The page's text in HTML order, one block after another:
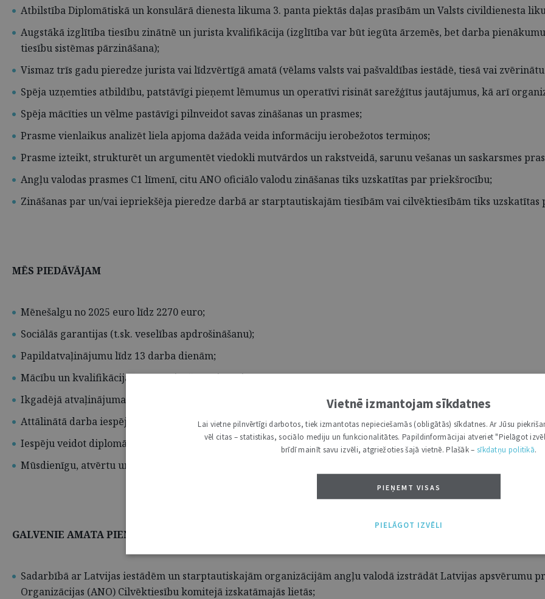
Atbilstība Diplomātiskā un konsulārā dienesta likuma 3. panta piektās daļas prasībām un Valsts civildienesta
Augstākā izglītība tiesību zinātnē un jurista kvalifikācija (izglītība var būt iegūta ārzemēs, bet darba
tiesību sistēmas pārzināšana);
Vismaz trīs gadu pieredze jurista vai līdzvērtīgā amatā (vēlams valsts vai pašvaldības iestādē, tiesā vai
Spēja uzņemties atbildību, patstāvīgi pieņemt lēmumus un operatīvi risināt sarežģītus jautājumus, kā arī
Spēja mācīties un vēlme pastāvīgi pilnveidot savas zināšanas un prasmes;
Prasme vienlaikus analizēt liela apjoma dažāda veida informāciju ierobežotos termiņos;
Prasme izteikt, strukturēt un argumentēt viedokli mutvārdos un rakstveidā, sarunu vešanas un saskarsmes
Angļu valodas prasmes C1 līmenī, citu ANO oficiālo valodu zināšanas tiks uzskatītas par priekšrocību;
Zināšanas par un/vai iepriekšēja pieredze darbā ar starptautiskajām tiesībām vai cilvēktiesībām tiks uzskatītas
MĒS PIEDĀVĀJAM
Mēnešalgu no 2025 euro līdz 2270 euro;
Sociālās garantijas (t.sk. veselības apdrošināšanu);
Papildatvaļinājumu līdz 13 darba dienām;
Mācību un kvalifikācijas paaugstināšanas iespējas;
Ikgadējā atvaļinājuma pabalstu;
Attālinātā darba iespējas;
Iespēju veidot diplomāta karjeru;
Mūsdienīgu, atvērtu un uz sadarbību vērstu darba vidi un kolēģu atbalstu.
GALVENIE AMATA PIENĀKUMI
Sadarbībā ar Latvijas iestādēm un starptautiskajām organizācijām angļu valodā izstrādāt Latvijas apsvērumu
Organizācijas (ANO) Cilvēktiesību komitejā izskatāmajās lietās;
Vietnē izmantojam sīkdatnes
Lai vietne pilnvērtīgi darbotos, tiek izmantotas nepieciešamās (obligātās) sīkdatnes. Ar Jūsu
vēl citas – statistikas, sociālo mediju un funkcionalitātes. Papildinformācijai atveriet "Pielāgot
brīdī mainīt savu izvēli, atgriežoties šajā vietnē. Plašāk – sīkdatņu politikā.
PIEŅEMT VISAS
PIELĀGOT IZVĒLI